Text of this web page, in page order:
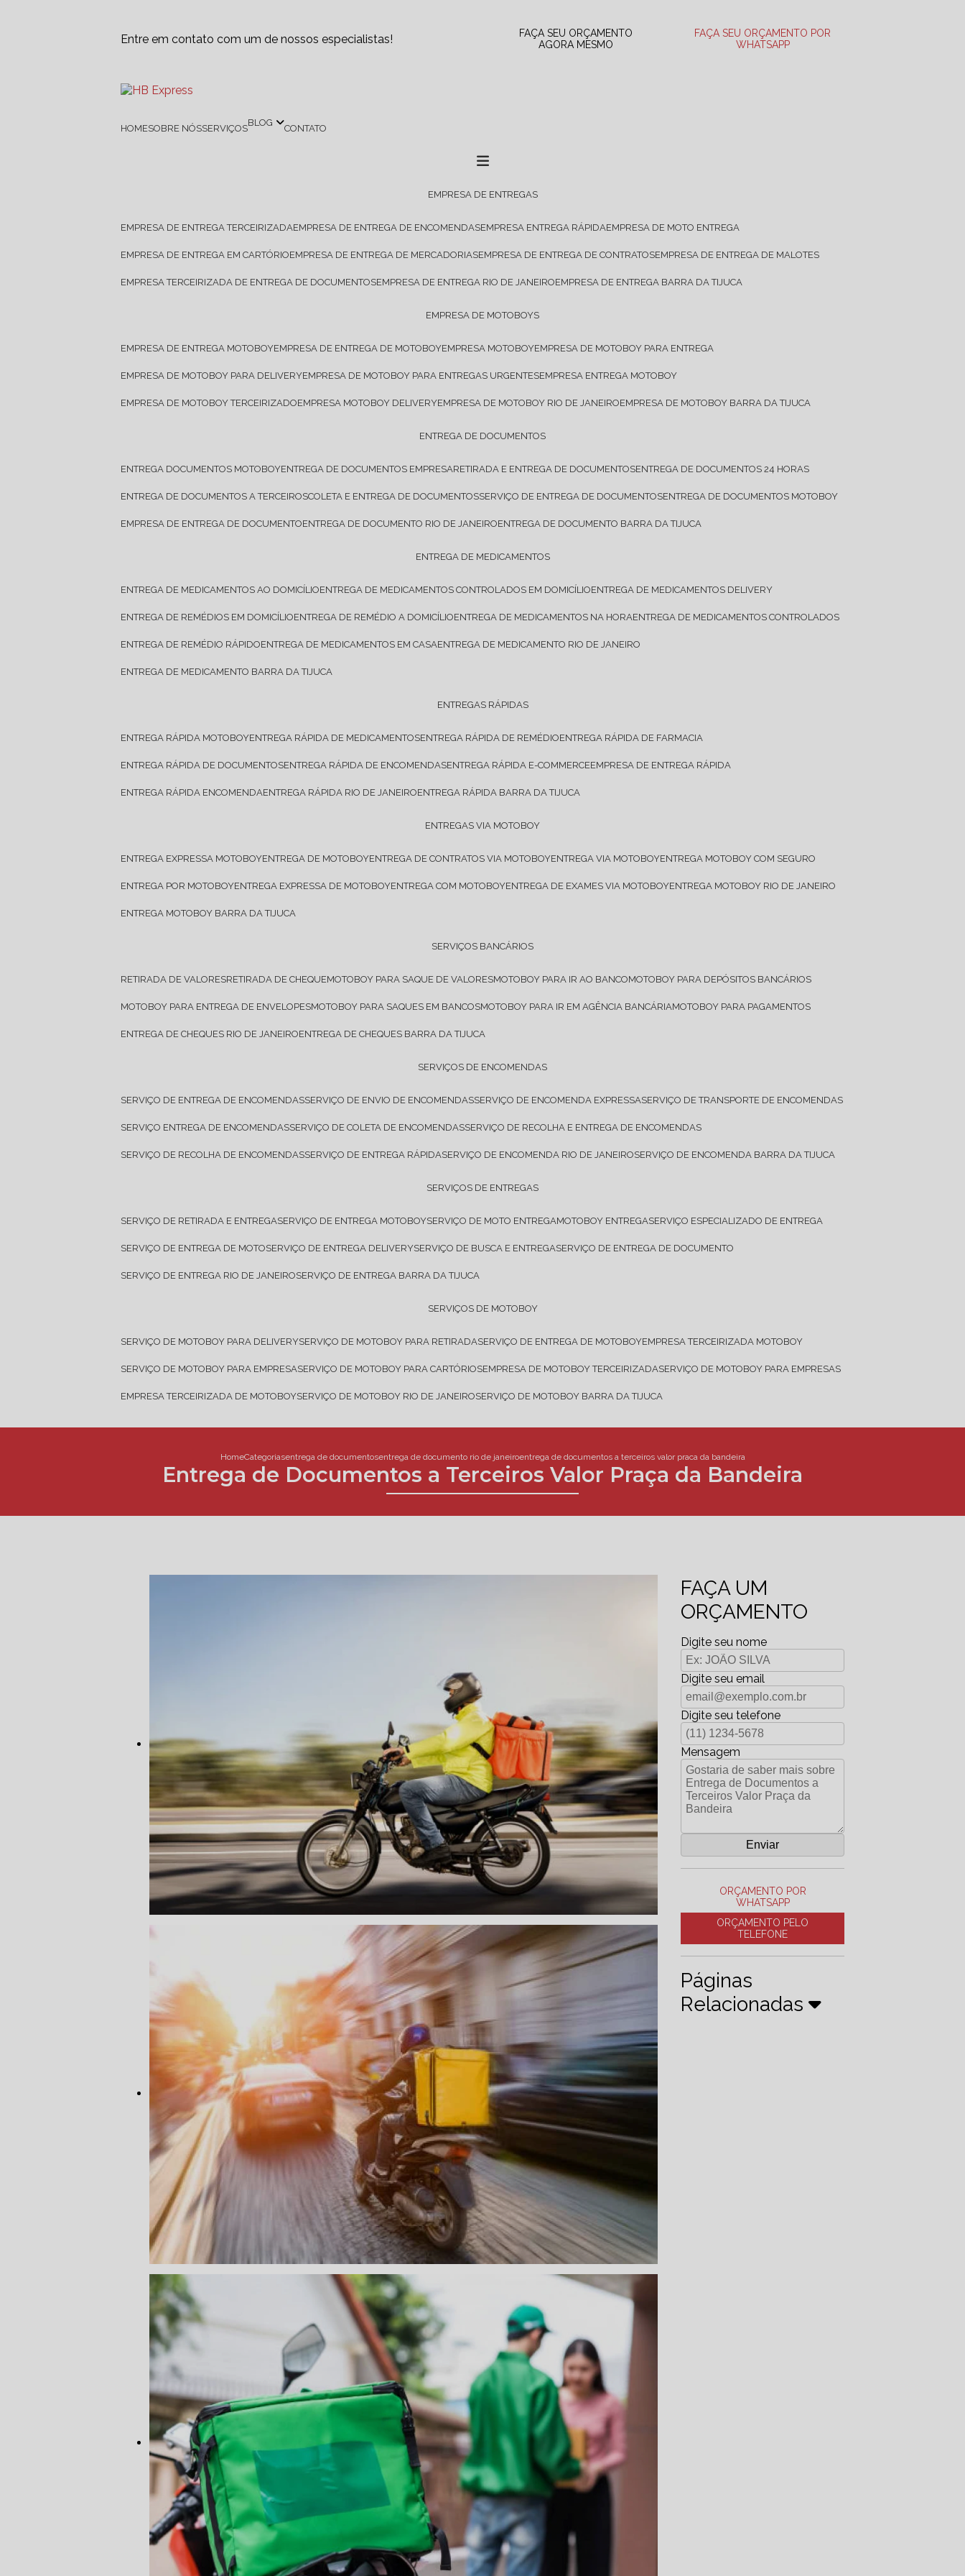
Entre em contato com um de nossos especialistas!
FAÇA SEU ORÇAMENTO
AGORA MESMO
FAÇA SEU ORÇAMENTO POR
WHATSAPP
HOME SOBRE NÓS SERVIÇOS BLOG CONTATO
EMPRESA DE ENTREGAS
EMPRESA DE ENTREGA TERCEIRIZADA EMPRESA DE ENTREGA DE ENCOMENDAS EMPRESA ENTREGA RÁPIDA EMPRESA DE MOTO ENTREGA
EMPRESA DE ENTREGA EM CARTÓRIO EMPRESA DE ENTREGA DE MERCADORIAS EMPRESA DE ENTREGA DE CONTRATOS EMPRESA DE ENTREGA DE MALOTES
EMPRESA TERCEIRIZADA DE ENTREGA DE DOCUMENTOS EMPRESA DE ENTREGA RIO DE JANEIRO EMPRESA DE ENTREGA BARRA DA TIJUCA
EMPRESA DE MOTOBOYS
EMPRESA DE ENTREGA MOTOBOY EMPRESA DE ENTREGA DE MOTOBOY EMPRESA MOTOBOY EMPRESA DE MOTOBOY PARA ENTREGA
EMPRESA DE MOTOBOY PARA DELIVERY EMPRESA DE MOTOBOY PARA ENTREGAS URGENTES EMPRESA ENTREGA MOTOBOY
EMPRESA DE MOTOBOY TERCEIRIZADO EMPRESA MOTOBOY DELIVERY EMPRESA DE MOTOBOY RIO DE JANEIRO EMPRESA DE MOTOBOY BARRA DA TIJUCA
ENTREGA DE DOCUMENTOS
ENTREGA DOCUMENTOS MOTOBOY ENTREGA DE DOCUMENTOS EMPRESA RETIRADA E ENTREGA DE DOCUMENTOS ENTREGA DE DOCUMENTOS 24 HORAS
ENTREGA DE DOCUMENTOS A TERCEIROS COLETA E ENTREGA DE DOCUMENTOS SERVIÇO DE ENTREGA DE DOCUMENTOS ENTREGA DE DOCUMENTOS MOTOBOY
EMPRESA DE ENTREGA DE DOCUMENTO ENTREGA DE DOCUMENTO RIO DE JANEIRO ENTREGA DE DOCUMENTO BARRA DA TIJUCA
ENTREGA DE MEDICAMENTOS
ENTREGA DE MEDICAMENTOS AO DOMICÍLIO ENTREGA DE MEDICAMENTOS CONTROLADOS EM DOMICÍLIO ENTREGA DE MEDICAMENTOS DELIVERY
ENTREGA DE REMÉDIOS EM DOMICÍLIO ENTREGA DE REMÉDIO A DOMICÍLIO ENTREGA DE MEDICAMENTOS NA HORA ENTREGA DE MEDICAMENTOS CONTROLADOS
ENTREGA DE REMÉDIO RÁPIDO ENTREGA DE MEDICAMENTOS EM CASA ENTREGA DE MEDICAMENTO RIO DE JANEIRO
ENTREGA DE MEDICAMENTO BARRA DA TIJUCA
ENTREGAS RÁPIDAS
ENTREGA RÁPIDA MOTOBOY ENTREGA RÁPIDA DE MEDICAMENTOS ENTREGA RÁPIDA DE REMÉDIO ENTREGA RÁPIDA DE FARMACIA
ENTREGA RÁPIDA DE DOCUMENTOS ENTREGA RÁPIDA DE ENCOMENDAS ENTREGA RÁPIDA E-COMMERCE EMPRESA DE ENTREGA RÁPIDA
ENTREGA RÁPIDA ENCOMENDA ENTREGA RÁPIDA RIO DE JANEIRO ENTREGA RÁPIDA BARRA DA TIJUCA
ENTREGAS VIA MOTOBOY
ENTREGA EXPRESSA MOTOBOY ENTREGA DE MOTOBOY ENTREGA DE CONTRATOS VIA MOTOBOY ENTREGA VIA MOTOBOY ENTREGA MOTOBOY COM SEGURO
ENTREGA POR MOTOBOY ENTREGA EXPRESSA DE MOTOBOY ENTREGA COM MOTOBOY ENTREGA DE EXAMES VIA MOTOBOY ENTREGA MOTOBOY RIO DE JANEIRO
ENTREGA MOTOBOY BARRA DA TIJUCA
SERVIÇOS BANCÁRIOS
RETIRADA DE VALORES RETIRADA DE CHEQUE MOTOBOY PARA SAQUE DE VALORES MOTOBOY PARA IR AO BANCO MOTOBOY PARA DEPÓSITOS BANCÁRIOS
MOTOBOY PARA ENTREGA DE ENVELOPES MOTOBOY PARA SAQUES EM BANCOS MOTOBOY PARA IR EM AGÊNCIA BANCÁRIA MOTOBOY PARA PAGAMENTOS
ENTREGA DE CHEQUES RIO DE JANEIRO ENTREGA DE CHEQUES BARRA DA TIJUCA
SERVIÇOS DE ENCOMENDAS
SERVIÇO DE ENTREGA DE ENCOMENDAS SERVIÇO DE ENVIO DE ENCOMENDAS SERVIÇO DE ENCOMENDA EXPRESSA SERVIÇO DE TRANSPORTE DE ENCOMENDAS
SERVIÇO ENTREGA DE ENCOMENDAS SERVIÇO DE COLETA DE ENCOMENDAS SERVIÇO DE RECOLHA E ENTREGA DE ENCOMENDAS
SERVIÇO DE RECOLHA DE ENCOMENDAS SERVIÇO DE ENTREGA RÁPIDA SERVIÇO DE ENCOMENDA RIO DE JANEIRO SERVIÇO DE ENCOMENDA BARRA DA TIJUCA
SERVIÇOS DE ENTREGAS
SERVIÇO DE RETIRADA E ENTREGA SERVIÇO DE ENTREGA MOTOBOY SERVIÇO DE MOTO ENTREGA MOTOBOY ENTREGA SERVIÇO ESPECIALIZADO DE ENTREGA
SERVIÇO DE ENTREGA DE MOTO SERVIÇO DE ENTREGA DELIVERY SERVIÇO DE BUSCA E ENTREGA SERVIÇO DE ENTREGA DE DOCUMENTO
SERVIÇO DE ENTREGA RIO DE JANEIRO SERVIÇO DE ENTREGA BARRA DA TIJUCA
SERVIÇOS DE MOTOBOY
SERVIÇO DE MOTOBOY PARA DELIVERY SERVIÇO DE MOTOBOY PARA RETIRADA SERVIÇO DE ENTREGA DE MOTOBOY EMPRESA TERCEIRIZADA MOTOBOY
SERVIÇO DE MOTOBOY PARA EMPRESA SERVIÇO DE MOTOBOY PARA CARTÓRIOS EMPRESA DE MOTOBOY TERCEIRIZADA SERVIÇO DE MOTOBOY PARA EMPRESAS
EMPRESA TERCEIRIZADA DE MOTOBOY SERVIÇO DE MOTOBOY RIO DE JANEIRO SERVIÇO DE MOTOBOY BARRA DA TIJUCA
HomeCategoriasentrega de documentosentrega de documento rio de janeiroentrega de documentos a terceiros valor praca da bandeira
Entrega de Documentos a Terceiros Valor Praça da Bandeira
FAÇA UM
ORÇAMENTO
Digite seu nome
Digite seu email
Digite seu telefone
Mensagem
ORÇAMENTO POR
WHATSAPP
ORÇAMENTO PELO
TELEFONE
Páginas
Relacionadas